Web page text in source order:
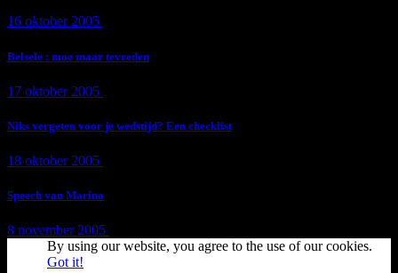
16 oktober 2005
Belsele : moe maar tevreden
17 oktober 2005
Niks vergeten voor je wedstijd? Een checklist
18 oktober 2005
Speech van Marino
8 november 2005
By using our website, you agree to the use of our cookies.
Got it!